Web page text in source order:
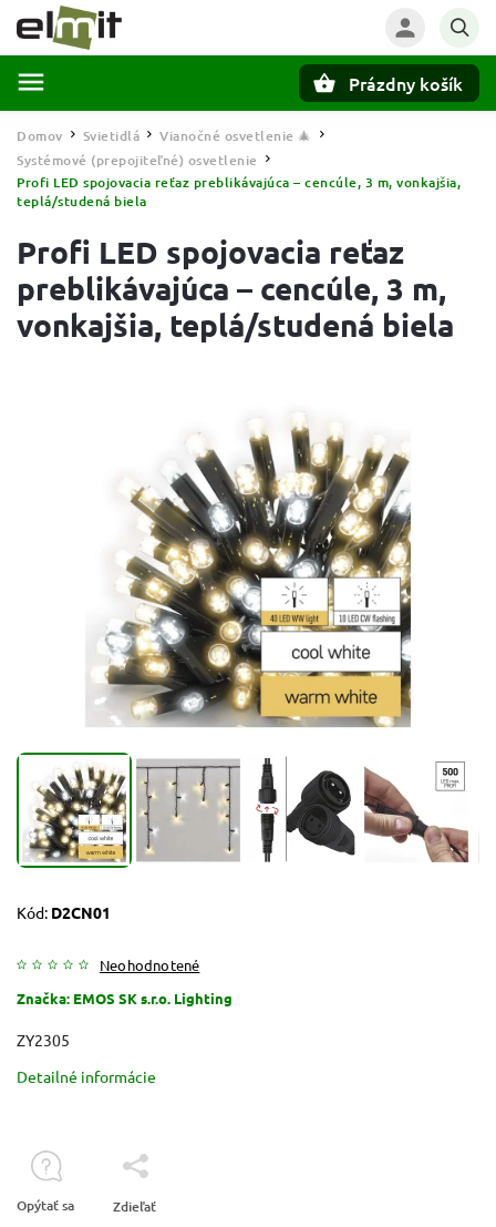
Prázdny košík
Domov / Svietidlá / Vianočné osvetlenie 🎄 /
Systémové (prepojiteľné) osvetlenie /
Profi LED spojovacia reťaz preblikávajúca – cencúle, 3 m, vonkajšia,
teplá/studená biela
Profi LED spojovacia reťaz
preblikávajúca – cencúle, 3 m,
vonkajšia, teplá/studená biela
Kód: D2CN01
Neohodnotené
Značka: EMOS SK s.r.o. Lighting
ZY2305
Detailné informácie
Opýtať sa Zdieľať